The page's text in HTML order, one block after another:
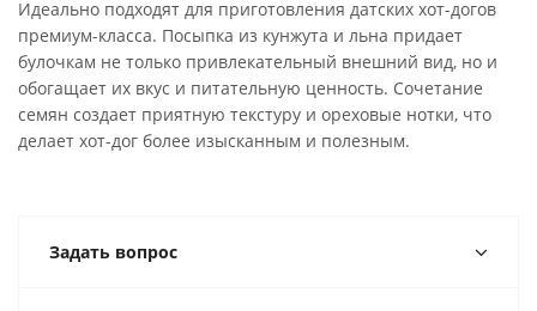
Идеально подходят для приготовления датских хот-догов
премиум-класса. Посыпка из кунжута и льна придает
булочкам не только привлекательный внешний вид, но и
обогащает их вкус и питательную ценность. Сочетание
семян создает приятную текстуру и ореховые нотки, что
делает хот-дог более изысканным и полезным.
Задать вопрос